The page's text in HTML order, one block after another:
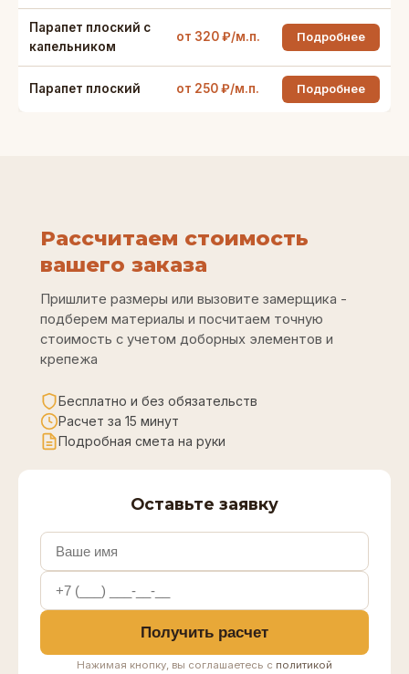
Парапет плоский с
капельником
от 320 ₽/м.п. Подробнее
Парапет плоский от 250 ₽/м.п. Подробнее
Рассчитаем стоимость
вашего заказа
Пришлите размеры или вызовите замерщика -
подберем материалы и посчитаем точную
стоимость с учетом доборных элементов и
крепежа
Бесплатно и без обязательств
Расчет за 15 минут
Подробная смета на руки
Оставьте заявку
Получить расчет
Нажимая кнопку, вы соглашаетесь с политикой